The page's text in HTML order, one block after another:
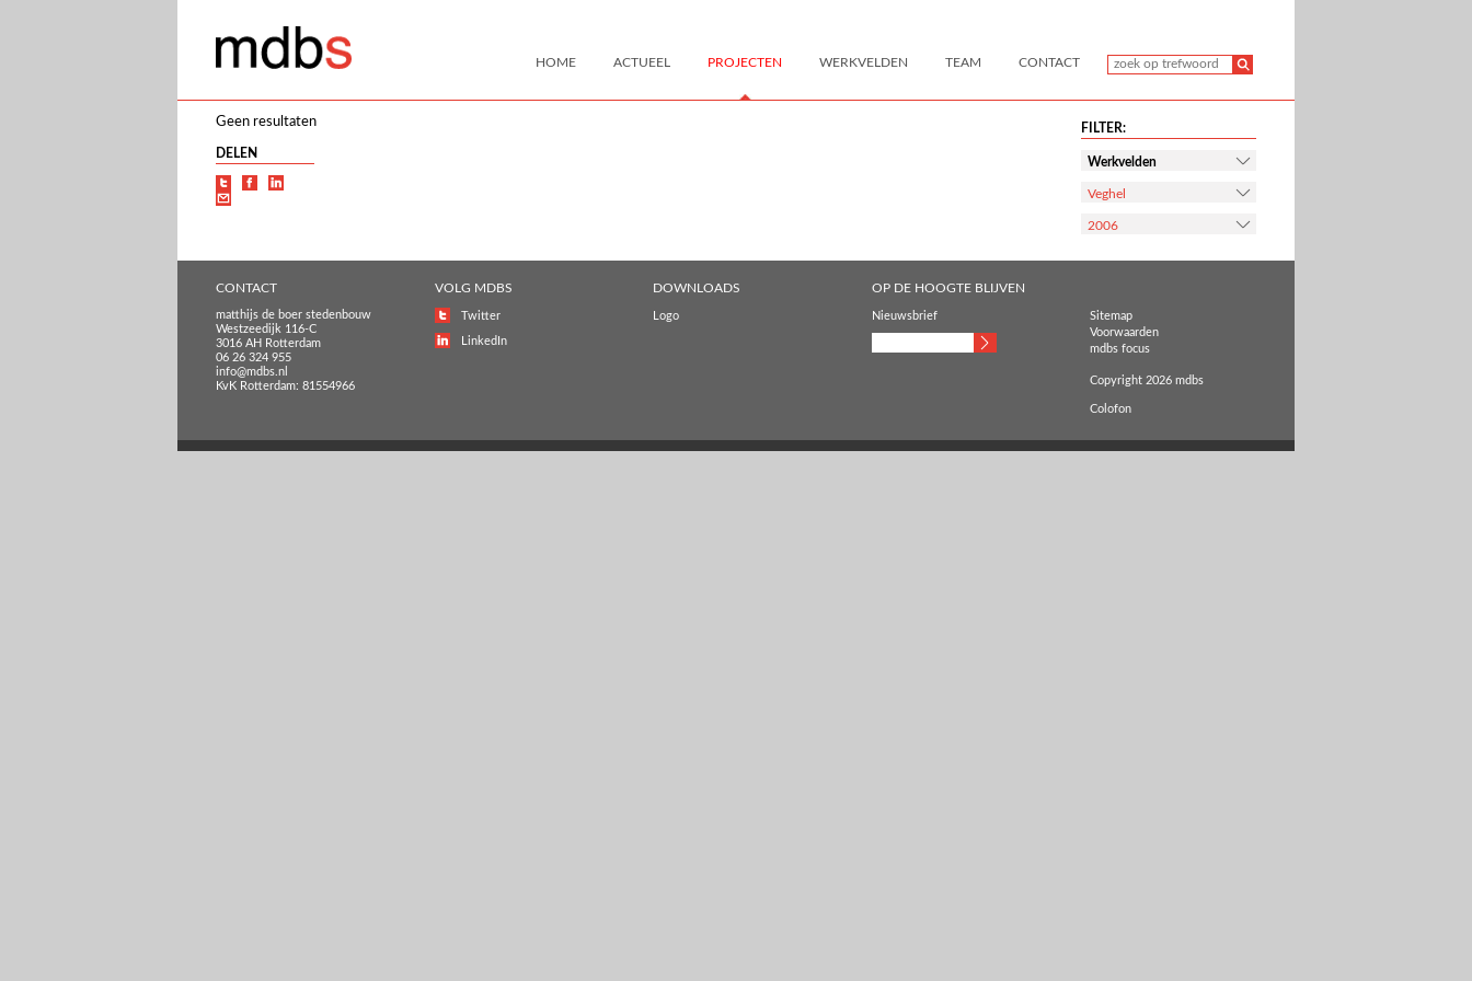
HOME ACTUEEL PROJECTEN WERKVELDEN TEAM CONTACT
Geen resultaten
DELEN
FILTER:
Werkvelden
Veghel
2006
CONTACT
matthijs de boer stedenbouw
Westzeedijk 116-C
3016 AH Rotterdam
06 26 324 955
info@mdbs.nl
KvK Rotterdam: 81554966
VOLG MDBS
Twitter
LinkedIn
DOWNLOADS
Logo
OP DE HOOGTE BLIJVEN
Nieuwsbrief
Sitemap
Voorwaarden
mdbs focus
Copyright 2026 mdbs
Colofon